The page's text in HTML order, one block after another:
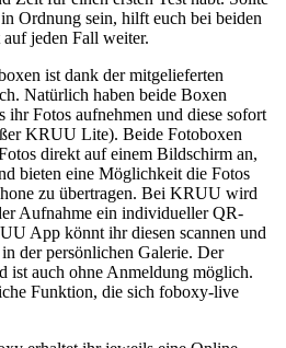
Ordnung sein, hilft euch bei beiden
jeden Fall weiter.
ist dank der mitgelieferten
Natürlich haben beide Boxen
ihr Fotos aufnehmen und diese sofort
KRUU Lite). Beide Fotoboxen
direkt auf einem Bildschirm an,
bieten eine Möglichkeit die Fotos
zu übertragen. Bei KRUU wird
Aufnahme ein individueller QR-
App könnt ihr diesen scannen und
der persönlichen Galerie. Der
auch ohne Anmeldung möglich.
Funktion, die sich foboxy-live